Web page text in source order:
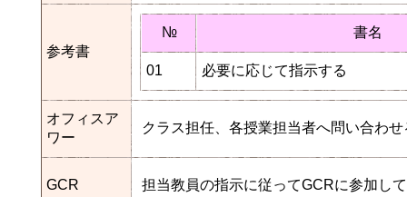
参考書
№ 書名
01 必要に応じて指示する
オフィスア
ワー
クラス担任、各授業担当者へ問い合わ
GCR 担当教員の指示に従ってGCRに参加し